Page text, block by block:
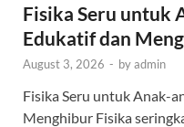
Fisika Seru untuk
Edukatif dan
August 3, 2026 - byadmin
Fisika Seru untuk Anak-
Menghibur Fisika